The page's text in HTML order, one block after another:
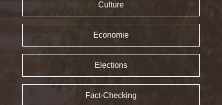
Culture
Economie
Elections
Fact-Checking